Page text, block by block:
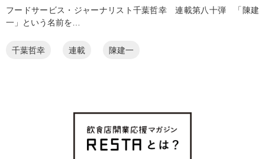
フードサービス・ジャーナリスト千葉哲幸 連載第八十弾 「陳建
一」という名前を…
千葉哲幸 連載 陳建一